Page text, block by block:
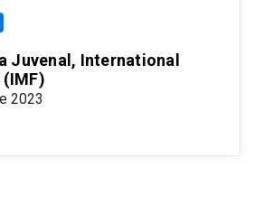
Juvenal, International
2023